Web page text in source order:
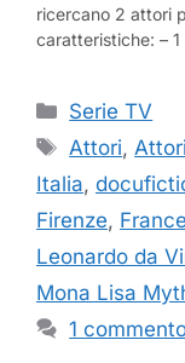
ricercano 2 attori
caratteristiche: –
Categorie
Serie TV
Tag
Attori,
Italia,
Firenze,
Leonardo da
Mona Lisa
1